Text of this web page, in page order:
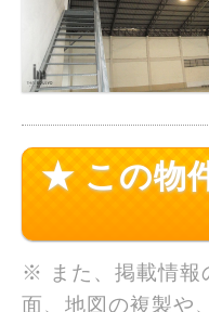
★ この物
※ また、掲載情報
面、地図の複製や